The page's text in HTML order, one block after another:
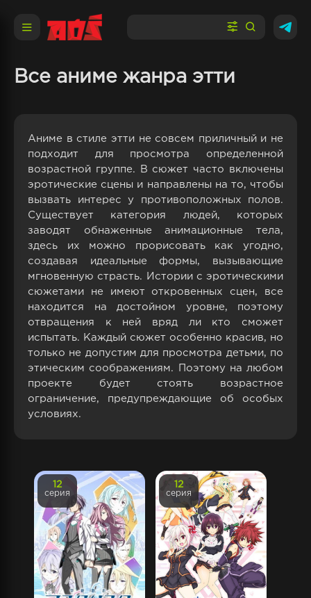
Все аниме жанра этти
Аниме в стиле этти не совсем приличный и не
подходит для просмотра определенной
возрастной группе. В сюжет часто включены
эротические сцены и направлены на то, чтобы
вызвать интерес у противоположных полов.
Существует категория людей, которых
заводят обнаженные анимационные тела,
здесь их можно прорисовать как угодно,
создавая идеальные формы, вызывающие
мгновенную страсть. Истории с эротическими
сюжетами не имеют откровенных сцен, все
находится на достойном уровне, поэтому
отвращения к ней вряд ли кто сможет
испытать. Каждый сюжет особенно красив, но
только не допустим для просмотра детьми, по
этическим соображениям. Поэтому на любом
проекте будет стоять возрастное
ограничение, предупреждающие об особых
условиях.
12
серия
12
серия